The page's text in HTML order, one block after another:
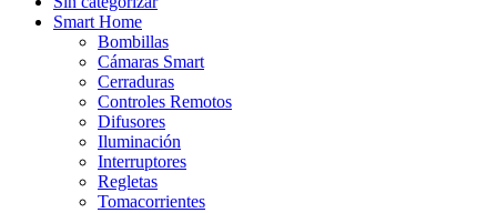
Smart Home
Bombillas
Cámaras Smart
Cerraduras
Controles Remotos
Difusores
Iluminación
Interruptores
Regletas
Tomacorrientes